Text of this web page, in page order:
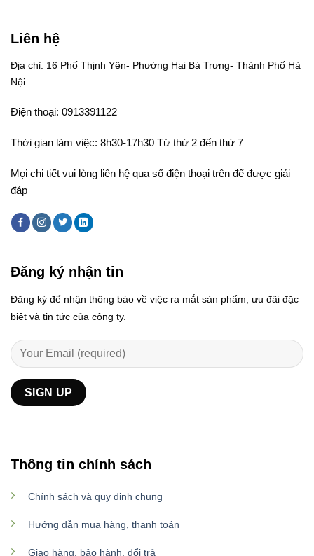
Liên hệ
Địa chỉ: 16 Phố Thịnh Yên- Phường Hai Bà Trưng- Thành Phố Hà
Nội.
Điện thoại: 0913391122
Thời gian làm việc: 8h30-17h30 Từ thứ 2 đến thứ 7
Mọi chi tiết vui lòng liên hệ qua số điện thoại trên để được giải
đáp
Thông tin chính sách
Chính sách và quy định chung
Hướng dẫn mua hàng, thanh toán
Giao hàng, bảo hành, đổi trả
Đăng ký nhận tin
Đăng ký để nhận thông báo về việc ra mắt sản phẩm, ưu đãi đặc
biệt và tin tức của công ty.